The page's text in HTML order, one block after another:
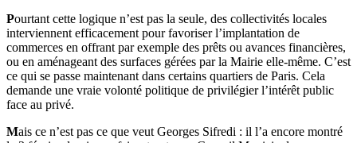
Pourtant cette logique n’est pas la seule, des collectivités locales
interviennent efficacement pour favoriser l’implantation de
commerces en offrant par exemple des prêts ou avances financières,
ou en aménageant des surfaces gérées par la Mairie elle-même. C’est
ce qui se passe maintenant dans certains quartiers de Paris. Cela
demande une vraie volonté politique de privilégier l’intérêt public
face au privé.
Mais ce n’est pas ce que veut Georges Sifredi : il l’a encore montré